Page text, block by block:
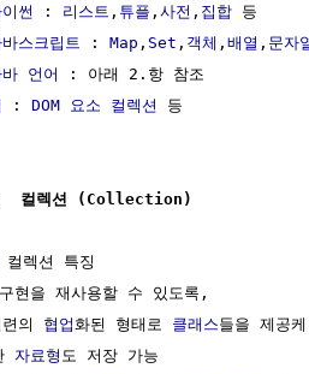
썬 : 리스트 , 튜플 , 사전 , 집합 등
스크립트 : Map , Set , 객체 , 배열 , 문자
바 언어
: 아래 2.항 참조
: DOM 요소 컬렉션 등
컬렉션 (Collection)
컬렉션 특징
현을 재사용할 수 있도록,
의
협업 화된 형태로 클래스들을 제공
자료형 도 저장 가능